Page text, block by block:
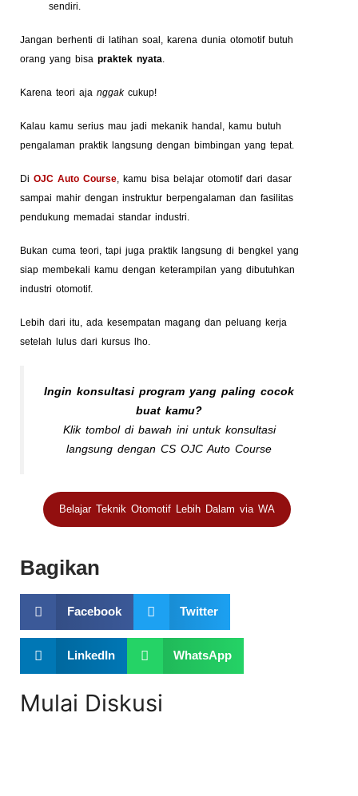
sendiri.
Jangan berhenti di latihan soal, karena dunia otomotif butuh
orang yang bisa praktek nyata.
Karena teori aja nggak cukup!
Kalau kamu serius mau jadi mekanik handal, kamu butuh
pengalaman praktik langsung dengan bimbingan yang tepat.
Di OJC Auto Course, kamu bisa belajar otomotif dari dasar
sampai mahir dengan instruktur berpengalaman dan fasilitas
pendukung memadai standar industri.
Bukan cuma teori, tapi juga praktik langsung di bengkel yang
siap membekali kamu dengan keterampilan yang dibutuhkan
industri otomotif.
Lebih dari itu, ada kesempatan magang dan peluang kerja
setelah lulus dari kursus lho.
Ingin konsultasi program yang paling cocok
buat kamu?
Klik tombol di bawah ini untuk konsultasi
langsung dengan CS OJC Auto Course
Belajar Teknik Otomotif Lebih Dalam via WA
Bagikan
Facebook Twitter
LinkedIn WhatsApp
Mulai Diskusi